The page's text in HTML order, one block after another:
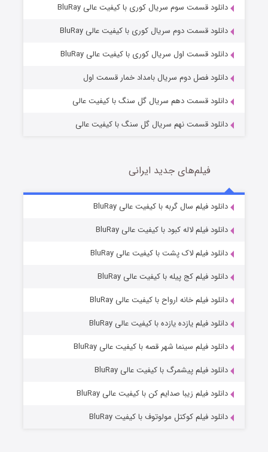
مردگان متحرک: شهر مرده ۳
قسمت2 (زیرنویس) منتشر شد
قسمت7 (زیرنویس) منتشر شد
دانلود قسمت سوم سریال کوری با کیفیت عالی BluRay
دانلود قسمت دوم سریال کوری با کیفیت عالی BluRay
دانلود قسمت اول سریال کوری با کیفیت عالی BluRay
دانلود فصل دوم سریال بامداد خمار قسمت اول
دانلود قسمت دهم سریال گل سنگ با کیفیت عالی
دانلود قسمت نهم سریال گل سنگ با کیفیت عالی
فیلم‌های جدید ایرانی
دانلود فیلم سال گربه با کیفیت عالی BluRay
دانلود فیلم لاله کبود با کیفیت عالی BluRay
دانلود فیلم لاک پشت با کیفیت عالی BluRay
دانلود فیلم کج‌ پیله با کیفیت عالی BluRay
دانلود فیلم خانه ارواح با کیفیت عالی BluRay
دانلود فیلم یازده یازده با کیفیت عالی BluRay
دانلود فیلم سینما شهر قصه با کیفیت عالی BluRay
دانلود فیلم پیشمرگ با کیفیت عالی BluRay
دانلود فیلم زیبا صدایم کن با کیفیت عالی BluRay
دانلود فیلم کوکتل مولوتوف با کیفیت BluRay